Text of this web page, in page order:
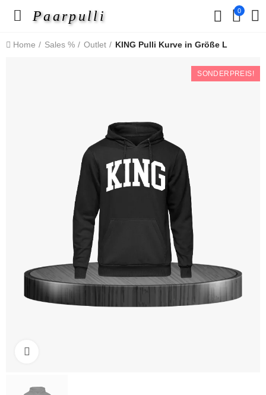
Paarpulli 0
Home Sales % Outlet KING Pulli Kurve in Größe L
SONDERPREIS!